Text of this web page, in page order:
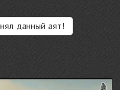
данный аят!